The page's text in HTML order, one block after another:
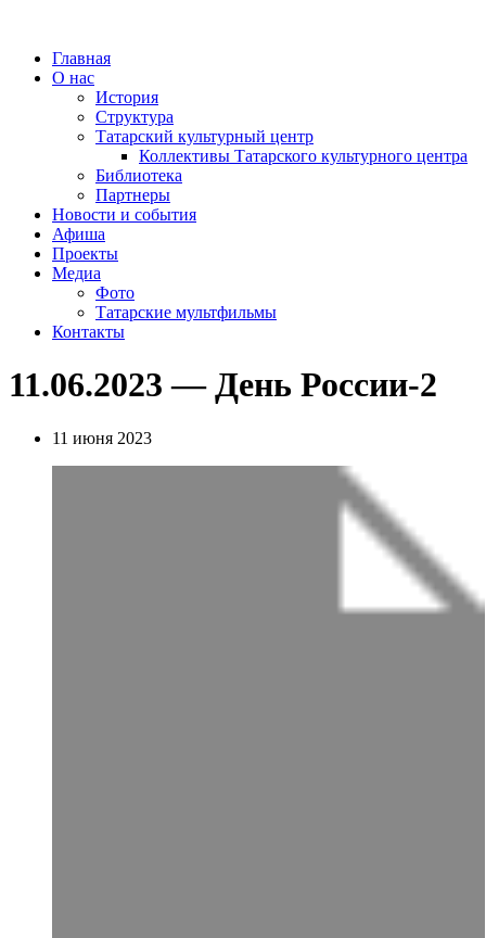
Главная
О нас
История
Структура
Татарский культурный центр
Коллективы Татарского культурного центра
Библиотека
Партнеры
Новости и события
Афиша
Проекты
Медиа
Фото
Татарские мультфильмы
Контакты
11.06.2023 — День России-2
11 июня 2023